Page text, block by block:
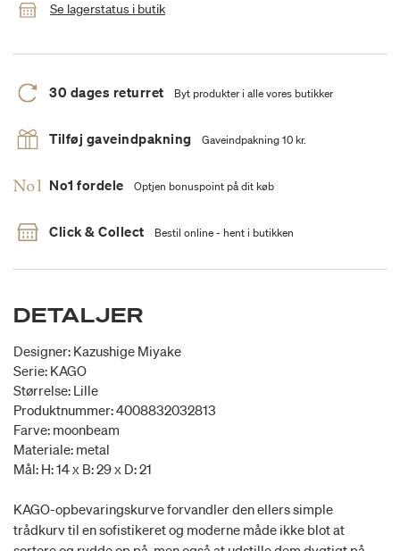
Se lagerstatus i butik
30 dages returret Byt produkter i alle vores butikker
Tilføj gaveindpakning Gaveindpakning 10 kr.
No1 fordele Optjen bonuspoint på dit køb
Click & Collect Bestil online - hent i butikken
DETALJER
Designer: Kazushige Miyake
Serie: KAGO
Størrelse: Lille
Produktnummer: 4008832032813
Farve: moonbeam
Materiale: metal
Mål: H: 14 x B: 29 x D: 21
KAGO-opbevaringskurve forvandler den ellers simple
trådkurv til en sofistikeret og moderne måde ikke blot at